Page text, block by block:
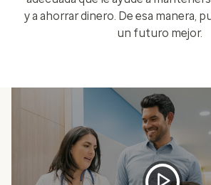
y a ahorrar dinero. De esa manera,
un futuro mejor.